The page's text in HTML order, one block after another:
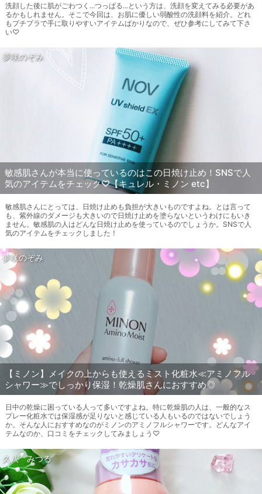
洗顔した後に肌がごわつく...つっぱる...という方は、洗顔を変えてみる必要があ
るかもしれません。そこで今回は、お肌に優しい弱酸性の洗顔料を紹介。どれ
もプチプラで手に取りやすいアイテムばかりなので、ぜひ参考にしてみて下さ
い♡
夢咲のぞみ
敏感肌さんが本当に使っているのはこの日焼け止め！SNSで人
気のアイテムをチェック♡【キュレル・ミノン etc】
敏感肌さんにとっては、日焼け止めも負担が大きいものですよね。とは言って
も、紫外線のダメージも大きいので日焼け止めを塗らないというわけにもいき
ません。敏感肌の人はどんな日焼け止めを使っているのでしょうか。SNSで人
気のアイテムをチェックしました！
夢咲のぞみ
【ミノン】メイクの上からも使えるミスト化粧水≪アミノフル
シャワー≫でしっかり保湿！乾燥肌さんにおすすめ◎
日中の乾燥に困っている人って多いですよね。特に乾燥肌の人は、一般的なス
プレー化粧水では保湿感が足りないと感じている人もいるのではないでしょう
か。そんな人におすすめなのがミノンのアミノフルシャワーです。どんなアイ
テムなのか、口コミをチェックしてみましょう♡
久八 みつる